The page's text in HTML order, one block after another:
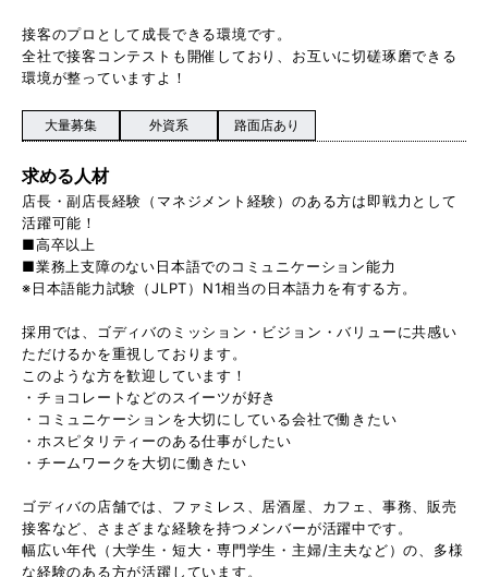
接客のプロとして成長できる環境です。
全社で接客コンテストも開催しており、お互いに切磋琢磨できる
環境が整っていますよ！
大量募集 外資系 路面店あり
求める人材
店長・副店長経験（マネジメント経験）のある方は即戦力として
活躍可能！
■高卒以上
■業務上支障のない日本語でのコミュニケーション能力
※日本語能力試験（JLPT）N1相当の日本語力を有する方。
採用では、ゴディバのミッション・ビジョン・バリューに共感い
ただけるかを重視しております。
このような方を歓迎しています！
・チョコレートなどのスイーツが好き
・コミュニケーションを大切にしている会社で働きたい
・ホスピタリティーのある仕事がしたい
・チームワークを大切に働きたい
ゴディバの店舗では、ファミレス、居酒屋、カフェ、事務、販売
接客など、さまざまな経験を持つメンバーが活躍中です。
幅広い年代（大学生・短大・専門学生・主婦/主夫など）の、多様
な経験のある方が活躍しています。